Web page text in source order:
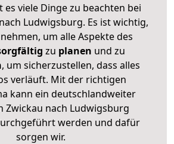
es viele Dinge zu beachten bei
Ludwigsburg. Es ist wichtig,
um alle Aspekte des
zu planen und zu
, um sicherzustellen, dass alles
verläuft. Mit der richtigen
kann ein deutschlandweiter
Zwickau nach Ludwigsburg
werden und dafür
sorgen wir.